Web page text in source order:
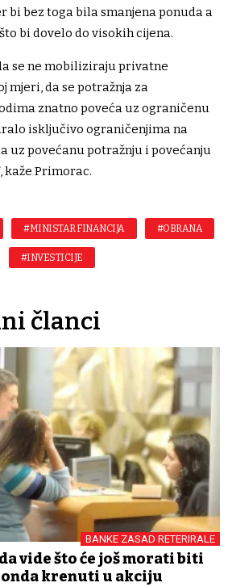
bi bez toga bila smanjena ponuda a
bi dovelo do visokih cijena.
se ne mobiliziraju privatne
mjeri, da se potražnja za
znatno poveća uz ograničenu
isključivo ograničenjima na
uz povećanu potražnju i povećanju
kaže Primorac.
#MINISTAR FINANCIJA #OBRANA
#INVESTICIJE
članci
BANKE ZASAD RETERIRALE
vide što će još morati biti
onda krenuti u akciju